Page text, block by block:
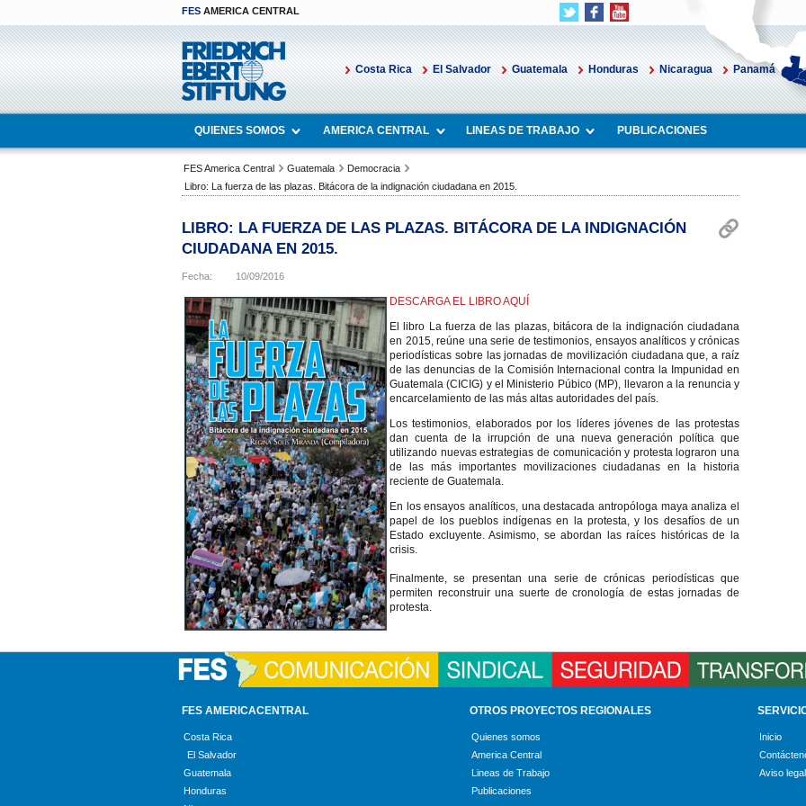
FES AMERICA CENTRAL
Costa Rica El Salvador Guatemala Honduras Nicaragua Panamá
QUIENES SOMOS AMERICA CENTRAL LINEAS DE TRABAJO PUBLICACIONES
FES America Central Guatemala
Democracia
Libro: La fuerza de las plazas. Bitácora de la indignación ciudadana en 2015.
LIBRO: LA FUERZA DE LAS PLAZAS. BITÁCORA DE LA INDIGNACIÓN
CIUDADANA EN 2015.
Fecha: 10/09/2016
DESCARGA EL LIBRO AQUÍ
El libro La fuerza de las plazas, bitácora de la indignación ciudadana
en 2015, reúne una serie de testimonios, ensayos analíticos y crónicas
periodísticas sobre las jornadas de movilización ciudadana que, a raíz
de las denuncias de la Comisión Internacional contra la Impunidad en
Guatemala (CICIG) y el Ministerio Púbico (MP), llevaron a la renuncia y
encarcelamiento de las más altas autoridades del país.
Los testimonios, elaborados por los líderes jóvenes de las protestas
dan cuenta de la irrupción de una nueva generación política que
utilizando nuevas estrategias de comunicación y protesta lograron una
de las más importantes movilizaciones ciudadanas en la historia
reciente de Guatemala.
En los ensayos analíticos, una destacada antropóloga maya analiza el
papel de los pueblos indígenas en la protesta, y los desafíos de un
Estado excluyente. Asimismo, se abordan las raíces históricas de la
crisis.
Finalmente, se presentan una serie de crónicas periodísticas que
permiten reconstruir una suerte de cronología de estas jornadas de
protesta.
FES AMERICACENTRAL
Costa Rica
El Salvador
Guatemala
Honduras
OTROS PROYECTOS REGIONALES
Quienes somos
America Central
Lineas de Trabajo
Publicaciones
Inicio
Aviso legal